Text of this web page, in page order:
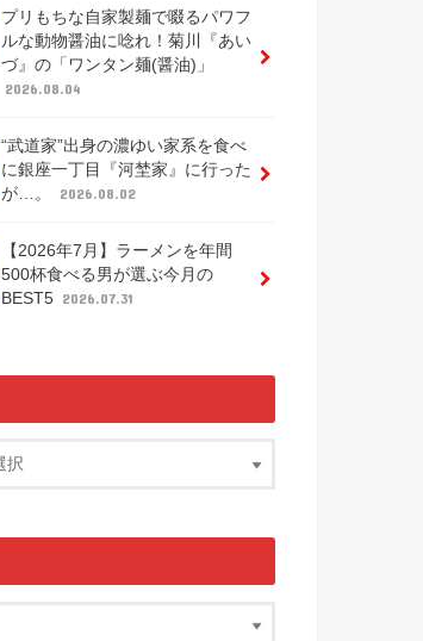
プリもちな自家製麺で啜るパワフ
ルな動物醤油に唸れ！菊川『あい
づ』の「ワンタン麺(醤油)」
2026.08.04
“武道家”出身の濃ゆい家系を食べ
に銀座一丁目『河埜家』に行った
が…。
2026.08.02
【2026年7月】ラーメンを年間
500杯食べる男が選ぶ今月の
BEST5 2026.07.31